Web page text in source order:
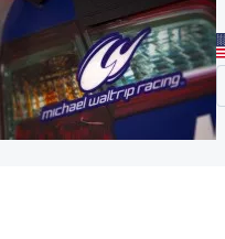
MOTOGP